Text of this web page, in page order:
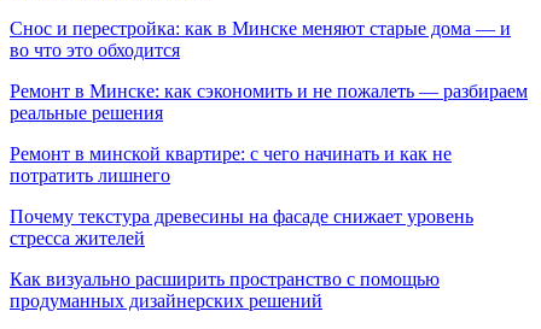
Снос и перестройка: как в Минске меняют старые дома — и
во что это обходится
Ремонт в Минске: как сэкономить и не пожалеть — разбираем
реальные решения
Ремонт в минской квартире: с чего начинать и как не
потратить лишнего
Почему текстура древесины на фасаде снижает уровень
стресса жителей
Как визуально расширить пространство с помощью
продуманных дизайнерских решений